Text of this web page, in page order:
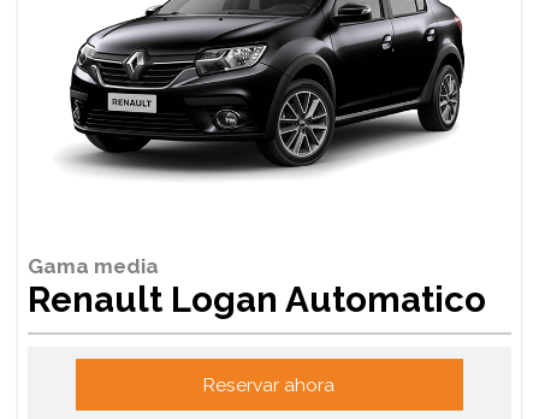
Gama media
Renault Logan Automatico
Reservar ahora